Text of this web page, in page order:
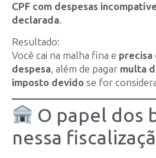
CPF com despesas
declarada.
Resultado:
Você cai na malha fina e precisa
despesa, além de pagar multa
imposto devido se for
O papel dos
nessa